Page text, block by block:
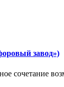
завод»)
сочетание